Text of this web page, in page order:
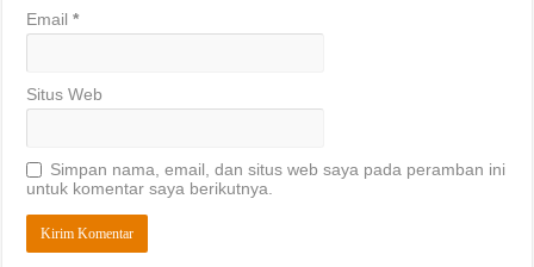
Email*
Situs Web
Simpan nama, email, dan situs web saya pada peramban ini
untuk komentar saya berikutnya.